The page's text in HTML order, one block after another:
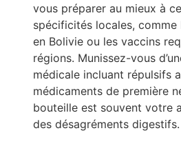
vous préparer au mieux à
spécificités locales, comme
en Bolivie ou les vaccins
régions. Munissez-vous
médicale incluant répulsifs
médicaments de première
bouteille est souvent votre
des désagréments digestifs.